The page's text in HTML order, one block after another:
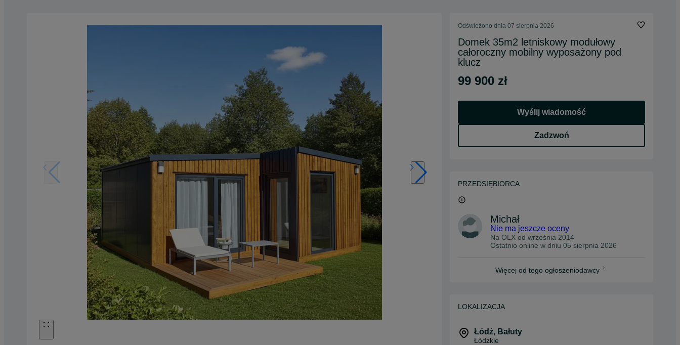
Odświeżono dnia 07 sierpnia 2026
Domek 35m2 letniskowy modułowy
całoroczny mobilny wyposażony pod
klucz
99 900 zł
Wyślij wiadomość
Zadzwoń
PRZEDSIĘBIORCA
Michał
Nie ma jeszcze oceny
Na OLX od września 2014
Ostatnio online w dniu 05 sierpnia 2026
Więcej od tego ogłoszeniodawcy
LOKALIZACJA
Łódź, Bałuty
Łódzkie